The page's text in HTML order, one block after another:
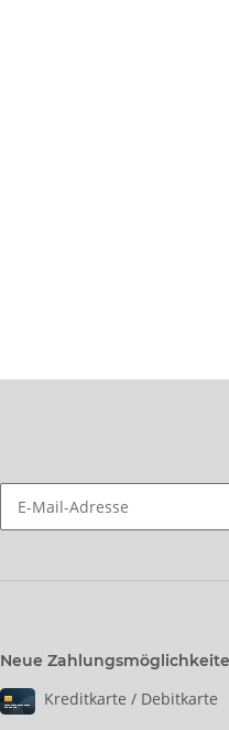
Neue
Kreditkarte / Debitkarte